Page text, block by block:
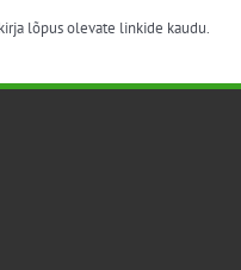
lõpus olevate linkide kaudu.